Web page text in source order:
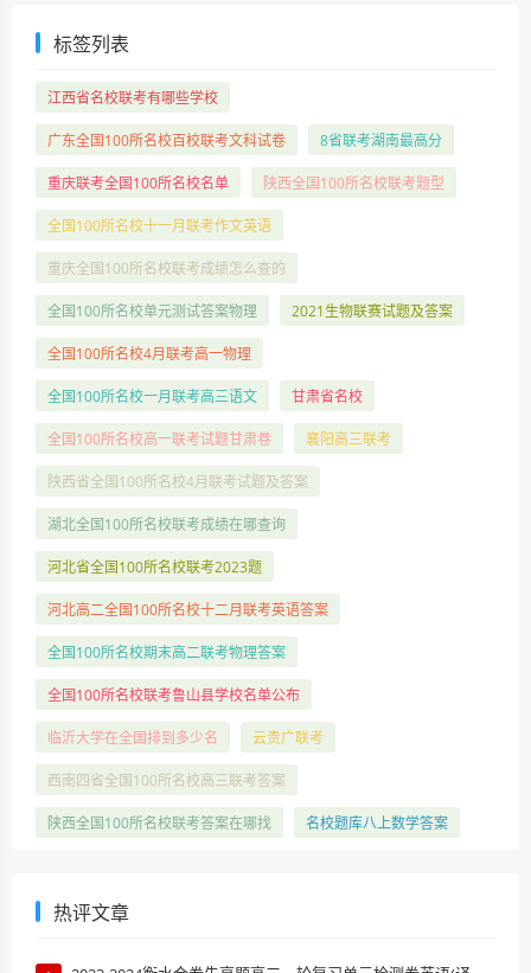
标签列表
江西省名校联考有哪些学校
广东全国100所名校百校联考文科试卷 8省联考湖南最高分
重庆联考全国100所名校名单 陕西全国100所名校联考题型
全国100所名校十一月联考作文英语
重庆全国100所名校联考成绩怎么查的
全国100所名校单元测试答案物理 2021生物联赛试题及答案
全国100所名校4月联考高一物理
全国100所名校一月联考高三语文 甘肃省名校
全国100所名校高一联考试题甘肃卷 襄阳高三联考
陕西省全国100所名校4月联考试题及答案
湖北全国100所名校联考成绩在哪查询
河北省全国100所名校联考2023题
河北高二全国100所名校十二月联考英语答案
全国100所名校期末高二联考物理答案
全国100所名校联考鲁山县学校名单公布
临沂大学在全国排到多少名 云贵广联考
西南四省全国100所名校高三联考答案
陕西全国100所名校联考答案在哪找 名校题库八上数学答案
热评文章